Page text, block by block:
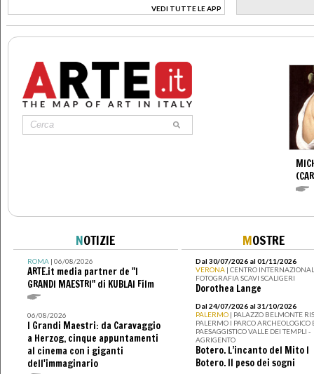
VEDI TUTTE LE APP
>
NOTIZIE
ROMA| 06/08/2026
ARTE.it media partner de "I
GRANDI MAESTRI" di KUBLAI Film
06/08/2026
I Grandi Maestri: da Caravaggio
a Herzog, cinque appuntamenti
al cinema con i giganti
dell'immaginario
MOSTRE
Dal 30/07/2026 al 01/11/2026
VERONA | CENTRO
FOTOGRAFIA SCAVI SCALIGERI
Dorothea Lange
Dal 24/07/2026 al 31/10/2026
PALERMO | PALAZZO BELMONTE
PALERMO I PARCO ARCHEOLOGICO
PAESAGGISTICO VALLE DEI TEMPLI -
AGRIGENTO
Botero. L’incanto del Mito I
Botero. Il peso dei sogni